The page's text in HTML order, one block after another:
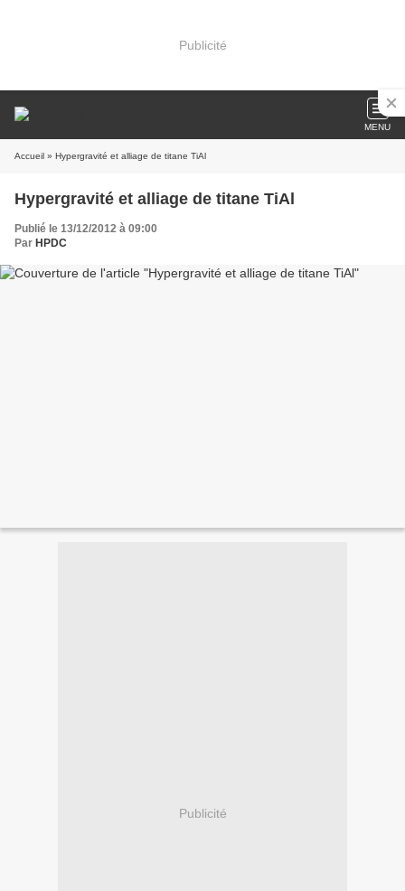
Publicité
MENU
Accueil » Hypergravité et alliage de titane TiAl
Hypergravité et alliage de titane TiAl
Publié le 13/12/2012 à 09:00
Par HPDC
Publicité